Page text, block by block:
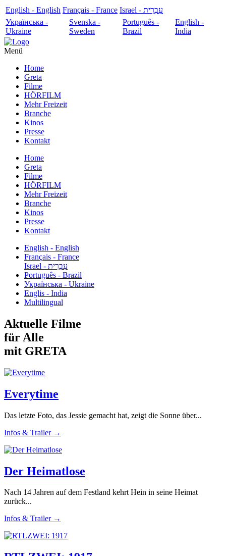
English - English Français - France
עִבְרִית - Israel
Українська -
Ukraine
Svenska -
Sweden
Português -
Brazil
English -
India
Menü
Home
Greta
Filme
HÖRFILM
Mehr Freizeit
Branche
Kinos
Presse
Kontakt
Home
Greta
Filme
HÖRFILM
Mehr Freizeit
Branche
Kinos
Presse
Kontakt
English - English
Français - France
עִבְרִית - Israel
Português - Brazil
Українська - Ukraine
Englis - India
Multilingual
Aktuelle Filme
für Alle
mit GRETA
Everytime
Das letzte Foto, das Jessie gemacht hat, zeigt die Sonne über...
Infos & Trailer →
Der Heimatlose
Nach 14 Jahren auf dem Festland kehrt Hein in seine Heimat
zurück...
Infos & Trailer →